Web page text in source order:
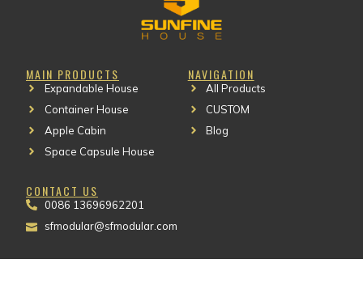
MAIN PRODUCTS
Expandable House
Container House
Apple Cabin
Space Capsule House
NAVIGATION
All Products
CUSTOM
Blog
CONTACT US
0086 13696962201
sfmodular@sfmodular.com